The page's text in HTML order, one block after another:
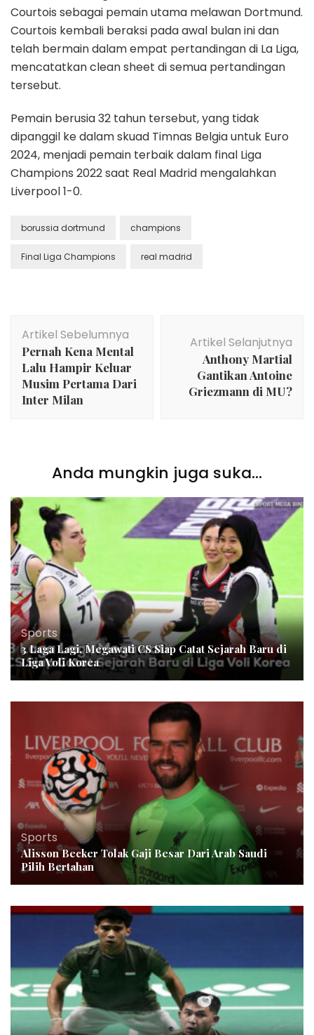
Courtois sebagai pemain utama melawan Dortmund.
Courtois kembali beraksi pada awal bulan ini dan
telah bermain dalam empat pertandingan di La Liga,
mencatatkan clean sheet di semua pertandingan
tersebut.
Pemain berusia 32 tahun tersebut, yang tidak
dipanggil ke dalam skuad Timnas Belgia untuk Euro
2024, menjadi pemain terbaik dalam final Liga
Champions 2022 saat Real Madrid mengalahkan
Liverpool 1-0.
borussia dortmund champions
Final Liga Champions real madrid
Artikel
Artikel Sebelumnya
Pernah Kena Mental
Lalu Hampir Keluar
Musim Pertama Dari
Inter Milan
Artikel Selanjutnya
Anthony Martial
Gantikan Antoine
Griezmann di MU?
Anda mungkin juga suka...
Sports
3 Laga Lagi, Megawati CS Siap Catat Sejarah Baru di
Liga Voli Korea
Sports
Alisson Becker Tolak Gaji Besar Dari Arab Saudi
Pilih Bertahan